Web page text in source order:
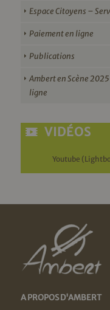
Espace Citoyens –
Paiement en ligne
Publications
Ambert en Scène
ligne
VIDÉOS
Youtube
A PROPOS D'AMBERT